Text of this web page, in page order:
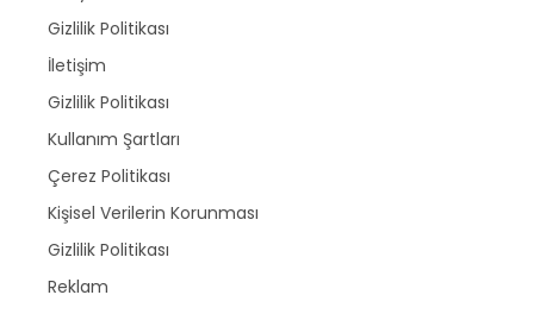
Gizlilik Politikası
İletişim
Gizlilik Politikası
Kullanım Şartları
Çerez Politikası
Kişisel Verilerin Korunması
Gizlilik Politikası
Reklam